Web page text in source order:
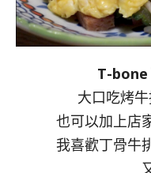
T-bone
大口吃烤
也可以加上店
我喜歡丁骨牛